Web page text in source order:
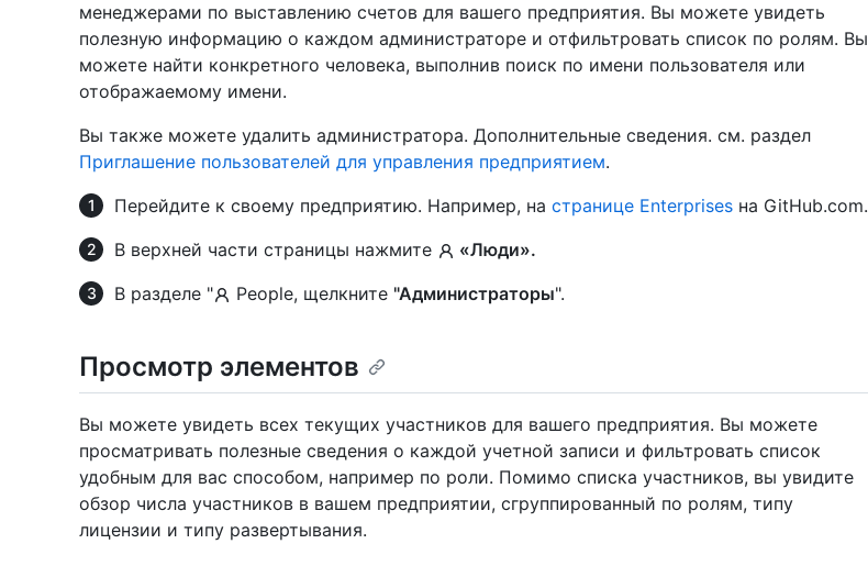
менеджерами по выставлению счетов для вашего предприятия. Вы можете увидеть
полезную информацию о каждом администраторе и отфильтровать список по ролям. Вы
можете найти конкретного человека, выполнив поиск по имени пользователя или
отображаемому имени.
Вы также можете удалить администратора. Дополнительные сведения. см. раздел
Приглашение пользователей для управления предприятием.
Перейдите к своему предприятию. Например, на странице Enterprises на GitHub.com.
В верхней части страницы нажмите
«Люди».
В разделе "
People, щелкните "Администраторы".
Просмотр элементов
Вы можете увидеть всех текущих участников для вашего предприятия. Вы можете
просматривать полезные сведения о каждой учетной записи и фильтровать список
удобным для вас способом, например по роли. Помимо списка участников, вы увидите
обзор числа участников в вашем предприятии, сгруппированный по ролям, типу
лицензии и типу развертывания.